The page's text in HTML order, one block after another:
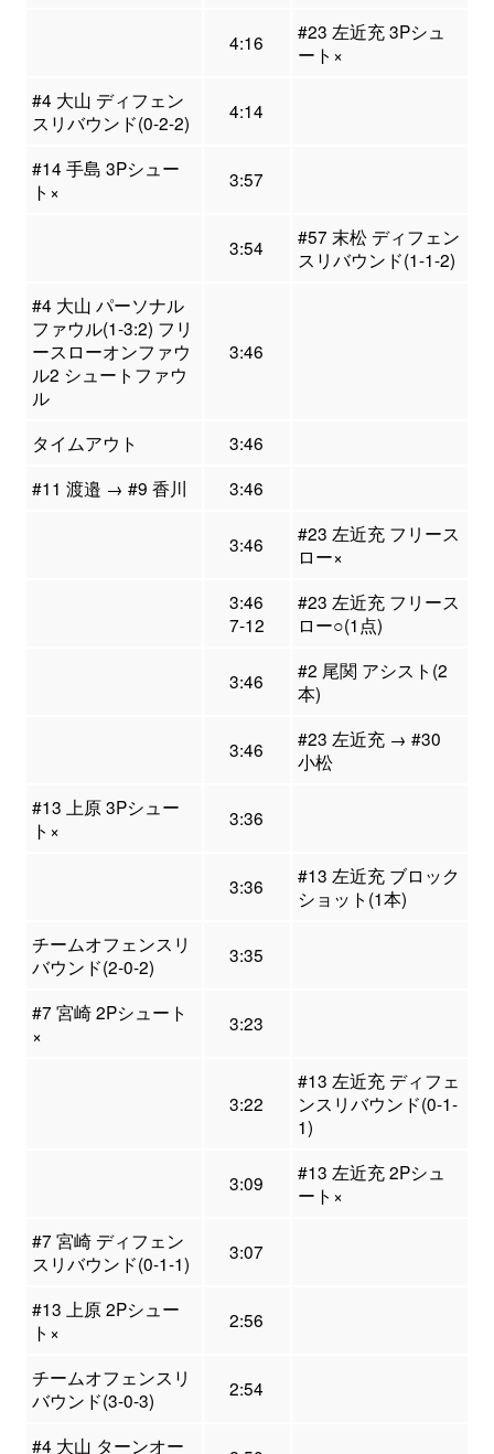
4:16
#23 左近充 3Pシュ
ート×
#4 大山 ディフェン
スリバウンド(0-2-2)
4:14
#14 手島 3Pシュー
ト×
3:57
3:54
#57 末松 ディフェン
スリバウンド(1-1-2)
#4 大山 パーソナル
ファウル(1-3:2) フリ
ースローオンファウ
ル2 シュートファウ
ル
3:46
タイムアウト
3:46
#11 渡邉 → #9 香川
3:46
3:46
#23 左近充 フリース
ロー×
3:46
7-12
#23 左近充 フリース
ロー○(1点)
3:46
#2 尾関 アシスト(2
本)
3:46
#23 左近充 → #30
小松
#13 上原 3Pシュー
ト×
3:36
3:36
#13 左近充 ブロック
ショット(1本)
チームオフェンスリ
バウンド(2-0-2)
3:35
#7 宮崎 2Pシュート
×
3:23
3:22
#13 左近充 ディフェ
ンスリバウンド(0-1-
1)
3:09
#13 左近充 2Pシュ
ート×
#7 宮崎 ディフェン
スリバウンド(0-1-1)
3:07
#13 上原 2Pシュー
ト×
2:56
チームオフェンスリ
バウンド(3-0-3)
2:54
#4 大山 ターンオー